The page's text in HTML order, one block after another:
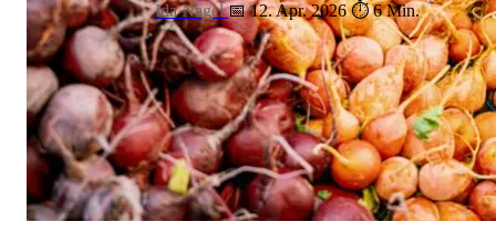
Ida Nagel 📅 12. Apr. 2026 ⏱ 6 Min.